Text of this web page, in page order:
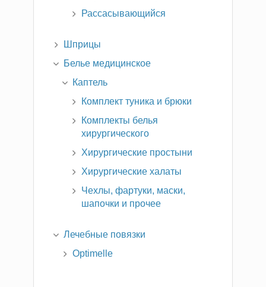
Рассасывающийся
Шприцы
Белье медицинское
Каптель
Комплект туника и брюки
Комплекты белья
хирургического
Хирургические простыни
Хирургические халаты
Чехлы, фартуки, маски,
шапочки и прочее
Лечебные повязки
Optimelle